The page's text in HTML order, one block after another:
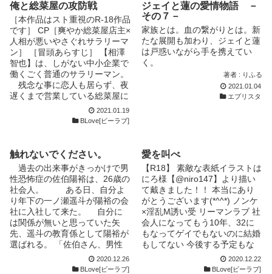
俺と総菜屋の攻防戦
［本作品はスト重視のR-18作品
です］ CP［爽やか総菜屋店主×
人相が悪いやさぐれサラリーマ
ン］ ［冒頭あらすじ］ 【相澤
智也】は、しがない中小企業で
働くごく普通のサラリーマン。
残念な事に恋人も居らず、夜
遅くまで営業している総菜屋に
通う寂しい日々を送っていた。
そんな彼が、ある日目覚める
主が現れてーー。 ［表紙はお
借りした物に文字を入れさせて
頂いている物です］ ［別サイ
トにもアップしております］
2021.01.19
BLove[ビーラブ]
ジェイと蓮の愛情物語 －
その７－
家族とは。血の繋がりとは。新
たな展開も加わり、ジェイと蓮
は戸惑いながら手を携えてい
く。
著者 : りふる
2021.01.04
エブリスタ
触れないでください。
過去の出来事がきっかけで男
性恐怖症の佐伯陽裕は、26歳の
社会人。 ある日、自分よ
り年下の一ノ瀬遥斗が陽裕の会
社に入社して来た。 自分に
は関係が無いと思っていた矢
先、遥斗の教育係として陽裕が
選ばれる。 「佐伯さん、男性
恐怖症なんですか」 その日
から、遥斗は陽裕のことが気に
2020.12.26
BLove[ビーラブ]
愛を叫べ
【R18】 素敵な表紙イラストは
にろ様【@niro147】より描い
て戴きました！！ 本当にあり
がとうございます(*^^*) ノンケ
×淫乱M誘い受 リーマンラブ 社
会人になってもう10年、32に
もなってゲイでもないのに結婚
もしてない 今後する予定もな
い………他人の人生をまるごと
責任持つなんて、俺には無理だ
2020.12.22
BLove[ビーラブ]